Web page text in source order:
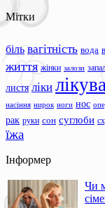
Мітки
біль вагітність вода
життя жінки залози
листя ліки
насіння нирок ноги нос
рак руки сон суглоби
їжа
Інформер
Чи